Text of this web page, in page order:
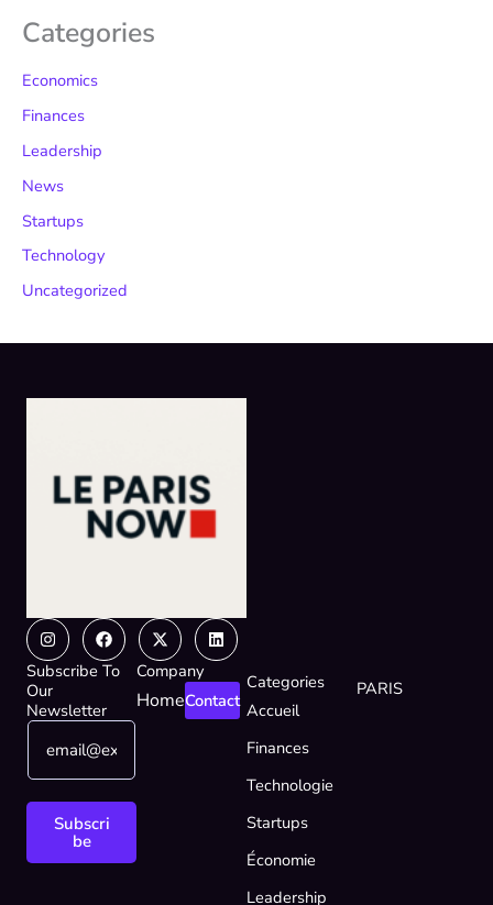
Categories
Economics
Finances
Leadership
News
Startups
Technology
Uncategorized
InstagramFacebook
X-
twitter
Linkedin
Subscribe To
Our
Newsletter
E
a
i
*
E
a
Subscri
be
Company
HomeContact
Categories
Accueil
Finances
Technologie
Startups
Économie
Leadership
PARIS